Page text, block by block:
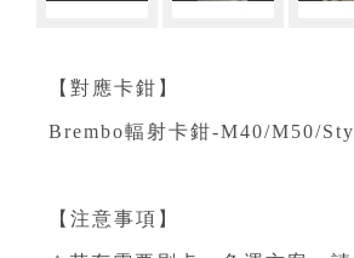
【對應卡鉗】
Brembo輻射卡鉗-M40/M50/
【注意事項】